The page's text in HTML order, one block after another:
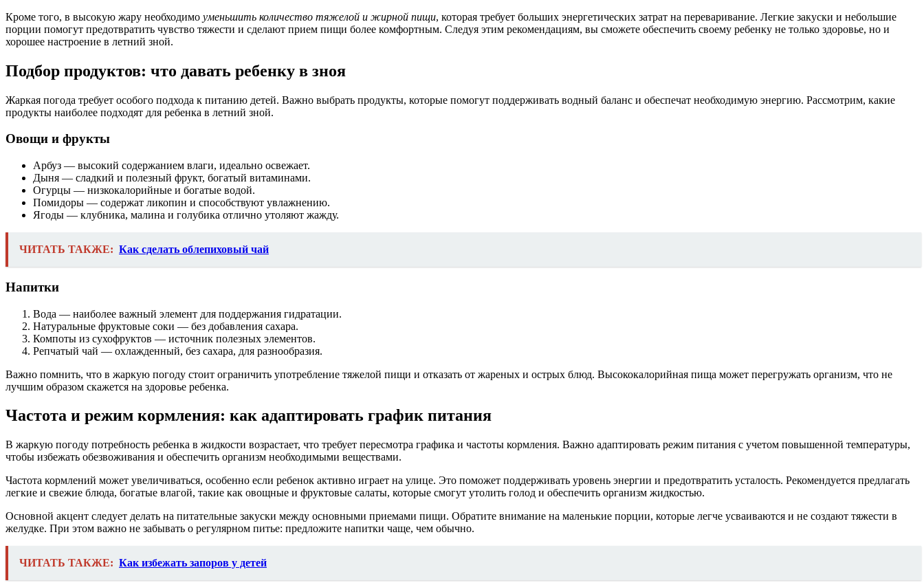
Кроме того, в высокую жару необходимо уменьшить количество тяжелой и жирной пищи, которая требует больших энергетических затрат на переваривание. Легкие закуски и небольшие
порции помогут предотвратить чувство тяжести и сделают прием пищи более комфортным. Следуя этим рекомендациям, вы сможете обеспечить своему ребенку не только здоровье, но и
хорошее настроение в летний зной.
Подбор продуктов: что давать ребенку в зноя
Жаркая погода требует особого подхода к питанию детей. Важно выбрать продукты, которые помогут поддерживать водный баланс и обеспечат необходимую энергию. Рассмотрим, какие
продукты наиболее подходят для ребенка в летний зной.
Овощи и фрукты
Арбуз — высокий содержанием влаги, идеально освежает.
Дыня — сладкий и полезный фрукт, богатый витаминами.
Огурцы — низкокалорийные и богатые водой.
Помидоры — содержат ликопин и способствуют увлажнению.
Ягоды — клубника, малина и голубика отлично утоляют жажду.
ЧИТАТЬ ТАКЖЕ: Как сделать облепиховый чай
Напитки
Вода — наиболее важный элемент для поддержания гидратации.
Натуральные фруктовые соки — без добавления сахара.
Компоты из сухофруктов — источник полезных элементов.
Репчатый чай — охлажденный, без сахара, для разнообразия.
Важно помнить, что в жаркую погоду стоит ограничить употребление тяжелой пищи и отказать от жареных и острых блюд. Высококалорийная пища может перегружать организм, что не
лучшим образом скажется на здоровье ребенка.
Частота и режим кормления: как адаптировать график питания
В жаркую погоду потребность ребенка в жидкости возрастает, что требует пересмотра графика и частоты кормления. Важно адаптировать режим питания с учетом повышенной температуры,
чтобы избежать обезвоживания и обеспечить организм необходимыми веществами.
Частота кормлений может увеличиваться, особенно если ребенок активно играет на улице. Это поможет поддерживать уровень энергии и предотвратить усталость. Рекомендуется предлагать
легкие и свежие блюда, богатые влагой, такие как овощные и фруктовые салаты, которые смогут утолить голод и обеспечить организм жидкостью.
Основной акцент следует делать на питательные закуски между основными приемами пищи. Обратите внимание на маленькие порции, которые легче усваиваются и не создают тяжести в
желудке. При этом важно не забывать о регулярном питье: предложите напитки чаще, чем обычно.
ЧИТАТЬ ТАКЖЕ: Как избежать запоров у детей